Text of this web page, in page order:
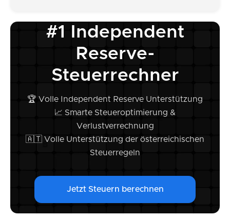
#1 Independent
Reserve-
Steuerrechner
🏆 Volle Independent Reserve Unterstützung
📈 Smarte Steueroptimierung &
Verlustverrechnung
🇦🇹 Volle Unterstützung der österreichischen
Steuerregeln
Jetzt Steuern berechnen